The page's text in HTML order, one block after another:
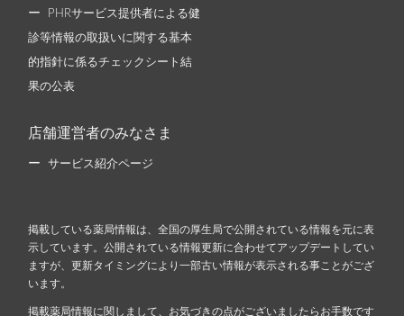
PHRサービス提供者による健
診等情報の取扱いに関する基本
的指針に係るチェックシート結
果の公表
店舗運営者のみなさま
サービス紹介ページ
掲載している薬局情報は、全国の厚生局で公開されている情報を元に表
示しています。公開されている情報更新に合わせてアップデートしてい
ますが、更新タイミングにより一部古い情報が表示される事ことがござ
います。
掲載薬局情報に関しまして、お気づきの点がございましたらお手数です